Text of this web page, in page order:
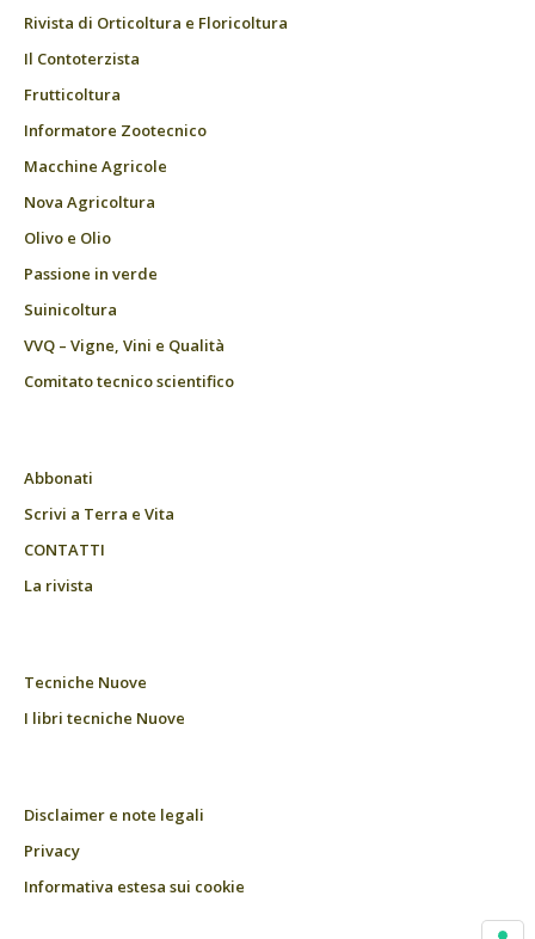
Rivista di Orticoltura e Floricoltura
Il Contoterzista
Frutticoltura
Informatore Zootecnico
Macchine Agricole
Nova Agricoltura
Olivo e Olio
Passione in verde
Suinicoltura
VVQ – Vigne, Vini e Qualità
Comitato tecnico scientifico
Abbonati
Scrivi a Terra e Vita
CONTATTI
La rivista
Tecniche Nuove
I libri tecniche Nuove
Disclaimer e note legali
Privacy
Informativa estesa sui cookie